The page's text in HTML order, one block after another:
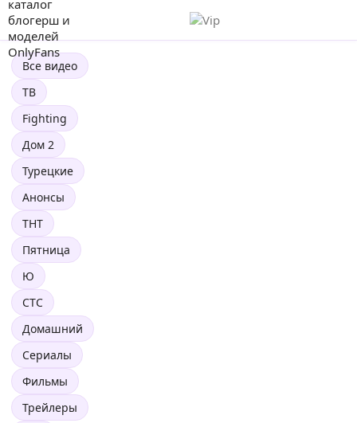
Все видео
ТВ
Fighting
Дом 2
Турецкие
Анонсы
ТНТ
Пятница
Ю
СТС
Домашний
Сериалы
Фильмы
Трейлеры